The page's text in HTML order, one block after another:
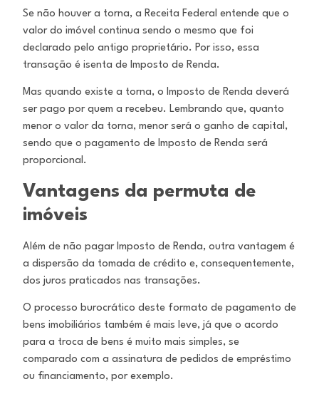
Se não houver a torna, a Receita Federal entende que o
valor do imóvel continua sendo o mesmo que foi
declarado pelo antigo proprietário. Por isso, essa
transação é isenta de Imposto de Renda.
Mas quando existe a torna, o Imposto de Renda deverá
ser pago por quem a recebeu. Lembrando que, quanto
menor o valor da torna, menor será o ganho de capital,
sendo que o pagamento de Imposto de Renda será
proporcional.
Vantagens da permuta de
imóveis
Além de não pagar Imposto de Renda, outra vantagem é
a dispersão da tomada de crédito e, consequentemente,
dos juros praticados nas transações.
O processo burocrático deste formato de pagamento de
bens imobiliários também é mais leve, já que o acordo
para a troca de bens é muito mais simples, se
comparado com a assinatura de pedidos de empréstimo
ou financiamento, por exemplo.